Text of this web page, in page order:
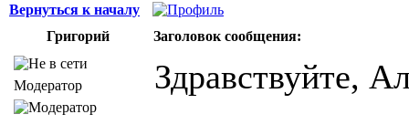
Вернуться к началу
Григорий
Заголовок сообщения:
Модератор Здравствуйте,